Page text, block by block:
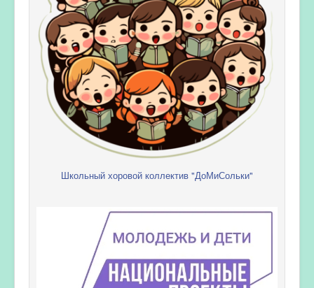
Школьный хоровой коллектив "ДоМиСольки"